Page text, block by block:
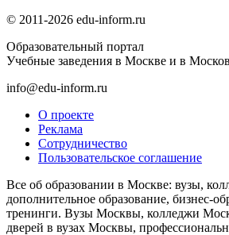
© 2011-2026 edu-inform.ru
Образовательный портал
Учебные заведения в Москве и в
info@edu-inform.ru
О проекте
Реклама
Сотрудничество
Пользовательское соглашение
Все об образовании в Москве: вузы,
дополнительное образование, бизнес-
тренинги. Вузы Москвы, колледжи
дверей в вузах Москвы,